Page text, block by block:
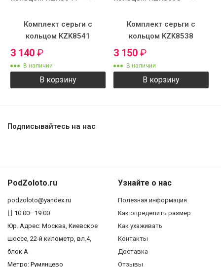
Комплект серьги с
кольцом KZK8541
3 140 ₽
В наличии
В корзину
Комплект серьги с
кольцом KZK8538
3 150 ₽
В наличии
В корзину
Подписывайтесь на нас
PodZoloto.ru
podzoloto@yandex.ru
10:00—19:00
Юр. Адреc: Москва, Киевское
шоссе, 22-й километр, вл.4,
блок А
Метро: Румянцево
Узнайте о нас
Полезная информация
Как определить размер
Как ухаживать
Контакты
Доставка
Отзывы